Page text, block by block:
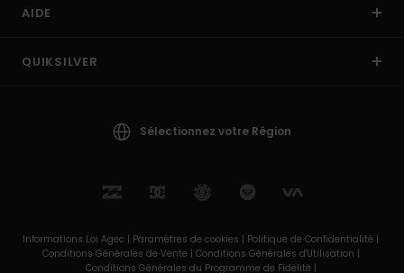
AIDE
QUIKSILVER
Sélectionnez votre Région
Informations Loi Agec | Paramètres de cookies | Politique de Confidentialité |
Conditions Générales de Vente | Conditions Générales d'Utilisation |
Conditions Générales du Programme de Fidélité |